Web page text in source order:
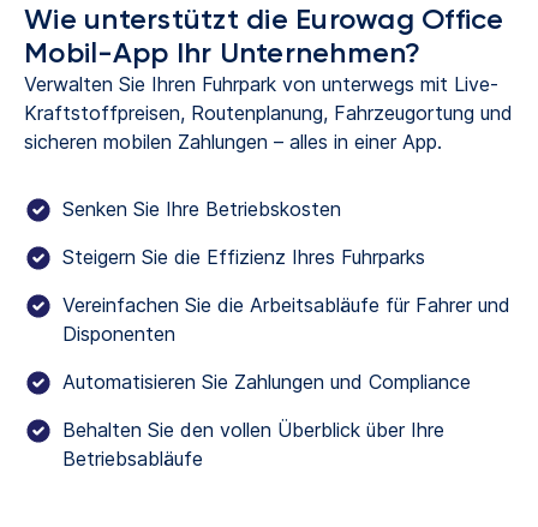
Wie unterstützt die Eurowag Office
Mobil-App Ihr Unternehmen?
Verwalten Sie Ihren Fuhrpark von unterwegs mit Live-
Kraftstoffpreisen, Routenplanung, Fahrzeugortung und
sicheren mobilen Zahlungen – alles in einer App.
Senken Sie Ihre Betriebskosten
Steigern Sie die Effizienz Ihres Fuhrparks
Vereinfachen Sie die Arbeitsabläufe für Fahrer und
Disponenten
Automatisieren Sie Zahlungen und Compliance
Behalten Sie den vollen Überblick über Ihre
Betriebsabläufe